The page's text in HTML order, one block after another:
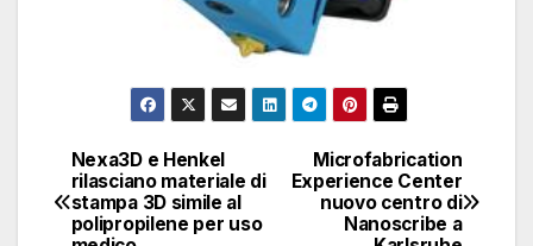
Navigazione
articoli
Microfabrication
Experience Center
nuovo centro di
Nanoscribe a
Nexa3D e Henkel
rilasciano materiale di
stampa 3D simile al
polipropilene per uso